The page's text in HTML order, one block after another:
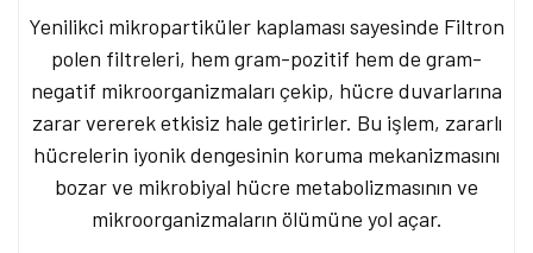
Yenilikci mikropartiküler kaplaması sayesinde Filtron
polen filtreleri, hem gram-pozitif hem de gram-
negatif mikroorganizmaları çekip, hücre duvarlarına
zarar vererek etkisiz hale getirirler. Bu işlem, zararlı
hücrelerin iyonik dengesinin koruma mekanizmasını
bozar ve mikrobiyal hücre metabolizmasının ve
mikroorganizmaların ölümüne yol açar.